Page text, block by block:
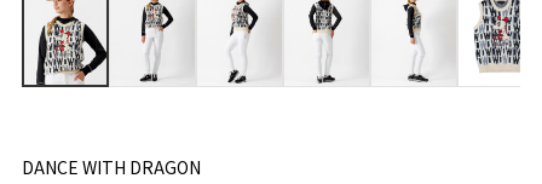
DANCE WITH DRAGON